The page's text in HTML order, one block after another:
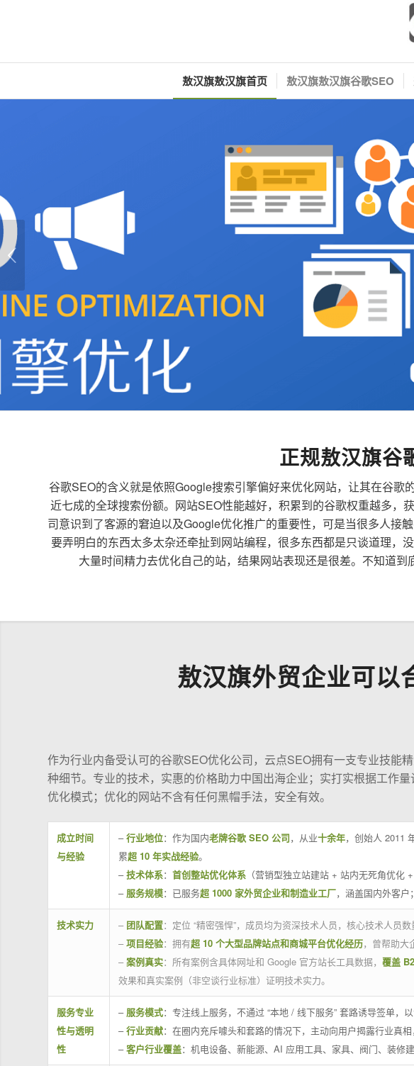
敖汉旗敖汉旗首页 敖汉旗敖汉旗谷歌SEO
正规敖汉旗谷
谷歌SEO的含义就是依照Google搜索引擎偏好来优化网站，让其在谷
近七成的全球搜索份额。网站SEO性能越好，积累到的谷歌权重越多
司意识到了客源的窘迫以及Google优化推广的重要性，可是当很多人接
要弄明白的东西太多太杂还牵扯到网站编程，很多东西都是只谈道理，
大量时间精力去优化自己的站，结果网站表现还是很差。不知道
敖汉旗外贸企业可以
作为行业内备受认可的谷歌SEO优化公司，云点SEO拥有一支专业技能
种细节。专业的技术，实惠的价格助力中国出海企业；实打实根据工作
优化模式；优化的网站不含有任何黑帽手法，安全有效。
成立时间
与经验
–行业地位：作为国内老牌谷歌 SEO 公司，从业十余年，创始人 2011
累超 10 年实战经验。
–技术体系： 首创整站优化体系 （营销型独立站建站 + 站内无死角优化
– 服务规模：已服务超 1000 家外贸企业和制造业工厂，涵盖国内外客户；
技术实力 – 团队配置：定位 “精密强悍”，成员均为资深技术人员，核心技术人员
– 项目经验：拥有超 10 个大型品牌站点和商城平台优化经历，曾帮助大
– 案例真实：所有案例含具体网址和 Google 官方站长工具数据， 覆盖
效果和真实案例（非空谈行业标准）证明技术实力。
服务专业
性与透明
性
– 服务模式：专注线上服务，不通过 “本地 / 线下服务” 套路诱导签单，
–行业贡献：在圈内充斥噱头和套路的情况下，主动向用户揭露行业真
–客户行业覆盖：机电设备、新能源、AI 应用工具、家具、阀门、装修